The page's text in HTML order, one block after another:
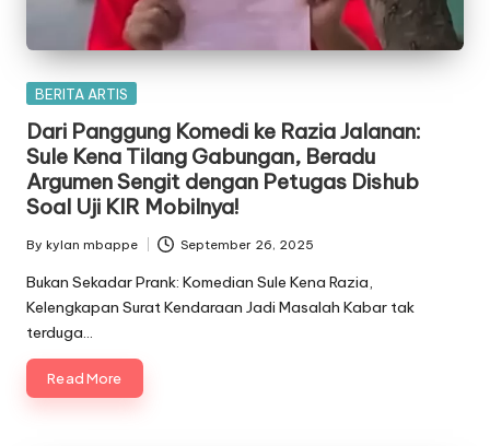
Posted
BERITA ARTIS
Dari Panggung Komedi ke Razia Jalanan:
Sule Kena Tilang Gabungan, Beradu
Argumen Sengit dengan Petugas Dishub
Soal Uji KIR Mobilnya!
Posted
by
By kylan mbappe September 26, 2025
Bukan Sekadar Prank: Komedian Sule Kena Razia,
Kelengkapan Surat Kendaraan Jadi Masalah Kabar tak
terduga…
Read More